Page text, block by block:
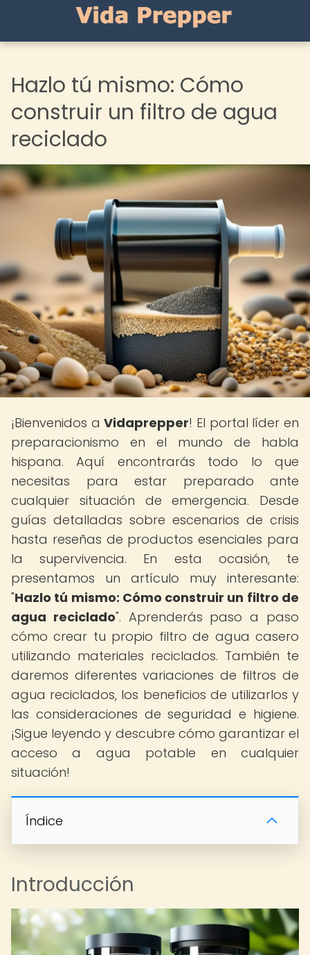
Hazlo tú mismo: Cómo
construir un filtro de agua
reciclado
¡Bienvenidos aVidaprepper! El portal líder en
preparacionismo en el mundo de habla
hispana. Aquí encontrarás todo lo que
necesitas para estar preparado ante
cualquier situación de emergencia. Desde
guías detalladas sobre escenarios de crisis
hasta reseñas de productos esenciales para
la supervivencia. En esta ocasión, te
presentamos un artículo muy interesante:
"Hazlo tú mismo: Cómo construir un filtro de
agua reciclado". Aprenderás paso a paso
cómo crear tu propio filtro de agua casero
utilizando materiales reciclados. También te
daremos diferentes variaciones de filtros de
agua reciclados, los beneficios de utilizarlos y
las consideraciones de seguridad e higiene.
¡Sigue leyendo y descubre cómo garantizar el
acceso a agua potable en cualquier
situación!
Índice
Introducción